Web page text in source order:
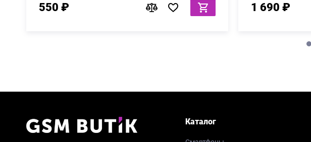
550 ₽ 1 690 ₽
Каталог